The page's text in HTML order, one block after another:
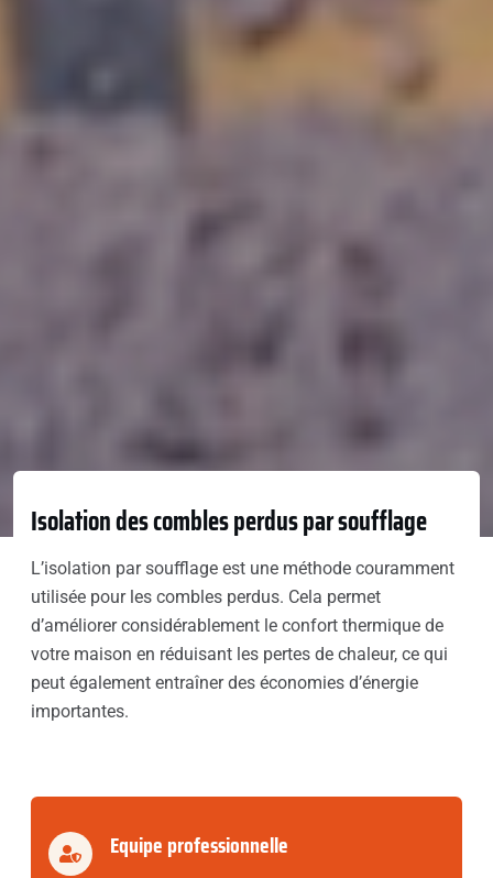
Isolation des combles perdus par soufflage
L’isolation par soufflage est une méthode couramment
utilisée pour les combles perdus. Cela permet
d’améliorer considérablement le confort thermique de
votre maison en réduisant les pertes de chaleur, ce qui
peut également entraîner des économies d’énergie
importantes.
Equipe professionnelle